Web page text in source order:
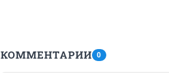
КОММЕНТАРИИ 0